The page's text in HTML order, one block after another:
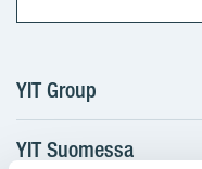
YIT Group
Tietoa YIT:stä
YIT Suomessa